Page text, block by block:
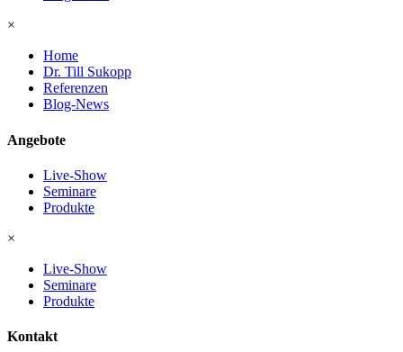
×
Home
Dr. Till Sukopp
Referenzen
Blog-News
Angebote
Live-Show
Seminare
Produkte
×
Live-Show
Seminare
Produkte
Kontakt